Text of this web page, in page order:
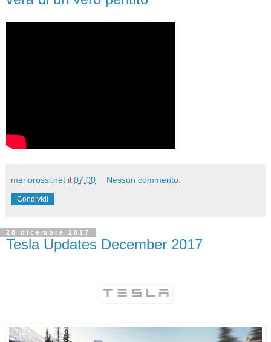
mariorossi.net il 07:00 Nessun commento:
Condividi
28 dicembre 2017
Tesla Updates December 2017